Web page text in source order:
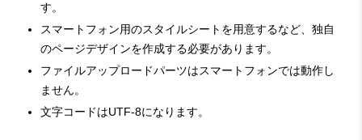
す。
スマートフォン用のスタイルシートを用意するなど、独自
のページデザインを作成する必要があります。
ファイルアップロードパーツはスマートフォンでは動作し
ません。
文字コードはUTF-8になります。